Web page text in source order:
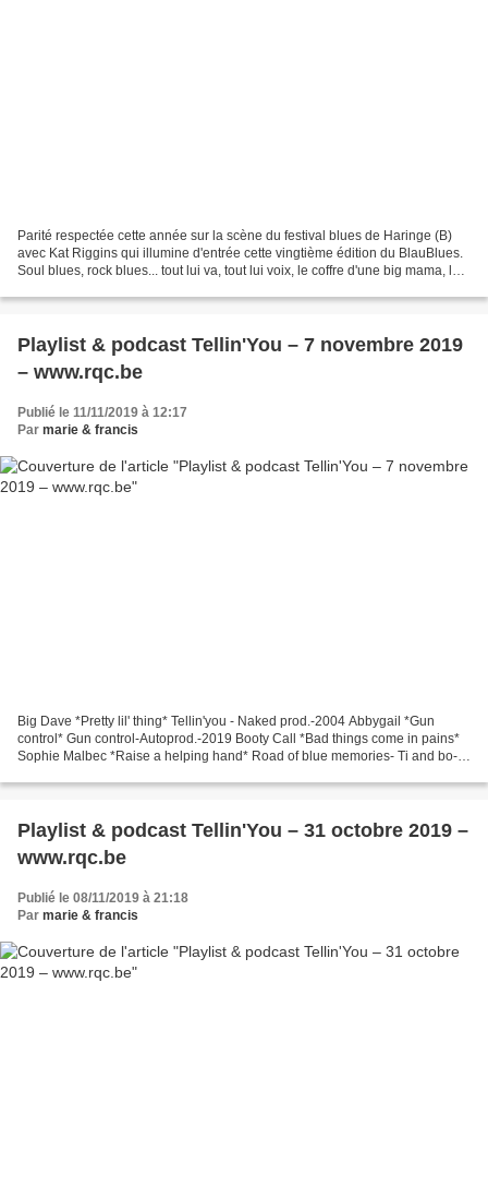
Parité respectée cette année sur la scène du festival blues de Haringe (B)
avec Kat Riggins qui illumine d'entrée cette vingtième édition du BlauBlues.
Soul blues, rock blues... tout lui va, tout lui voix, le coffre d'une big mama, le
Playlist & podcast Tellin'You – 7 novembre 2019
– www.rqc.be
Publié le 11/11/2019 à 12:17
Par marie & francis
Big Dave *Pretty lil' thing* Tellin'you - Naked prod.-2004 Abbygail *Gun
control* Gun control-Autoprod.-2019 Booty Call *Bad things come in pains*
Sophie Malbec *Raise a helping hand* Road of blue memories- Ti and bo-
Playlist & podcast Tellin'You – 31 octobre 2019 –
www.rqc.be
Publié le 08/11/2019 à 21:18
Par marie & francis